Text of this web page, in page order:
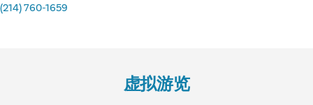
(214) 760-1659
虚拟游览